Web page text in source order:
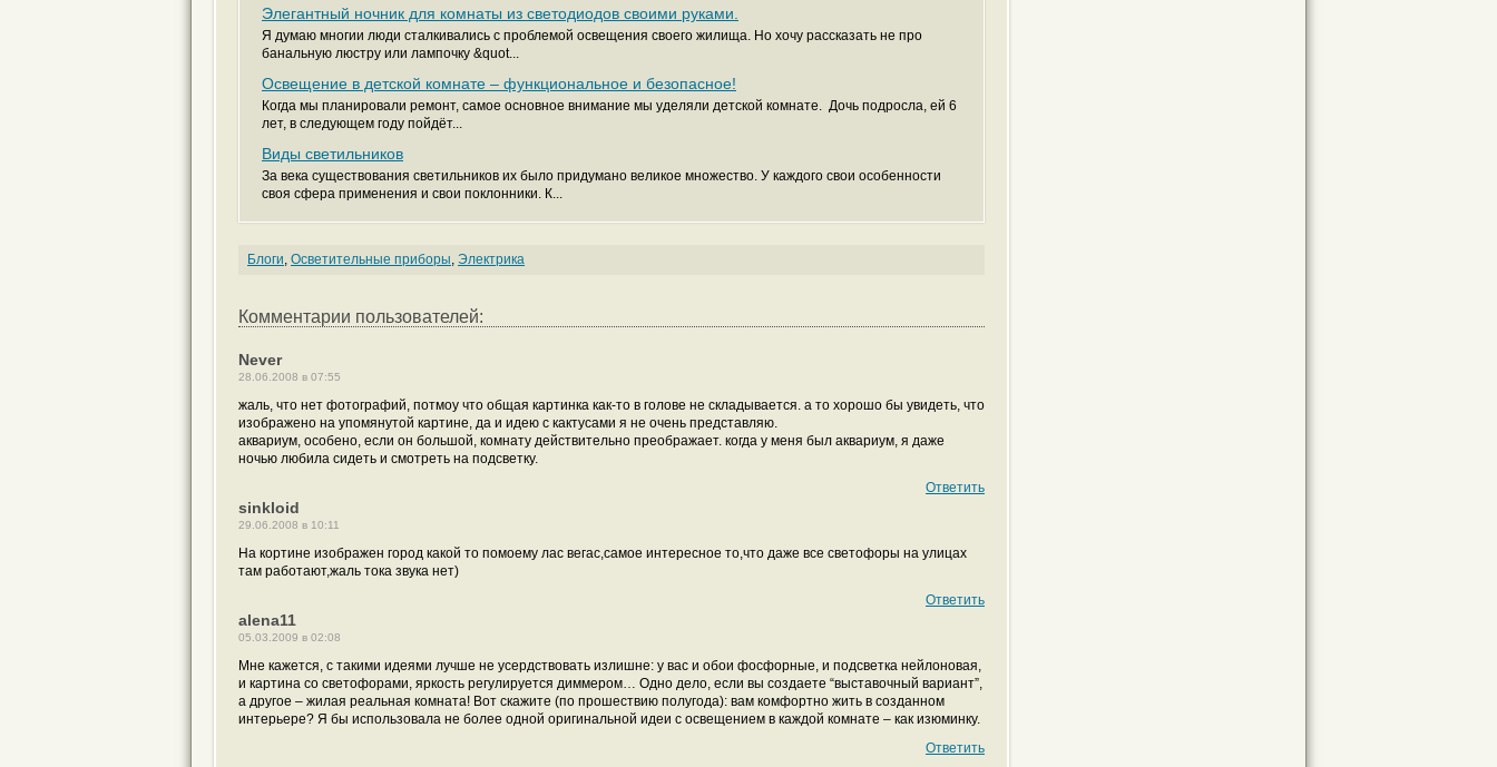
Элегантный ночник для комнаты из светодиодов своими руками.
Я думаю многии люди сталкивались с проблемой освещения своего жилища. Но хочу рассказать не про
банальную люстру или лампочку &quot...
Освещение в детской комнате – функциональное и безопасное!
Когда мы планировали ремонт, самое основное внимание мы уделяли детской комнате. Дочь подросла, ей 6
лет, в следующем году пойдёт...
Виды светильников
За века существования светильников их было придумано великое множество. У каждого свои особенности
своя сфера применения и свои поклонники. К...
Блоги, Осветительные приборы, Электрика
Комментарии пользователей:
Never
28.06.2008 в 07:55
жаль, что нет фотографий, потмоу что общая картинка как-то в голове не складывается. а то хорошо бы увидеть, что
изображено на упомянутой картине, да и идею с кактусами я не очень представляю.
аквариум, особено, если он большой, комнату действительно преображает. когда у меня был аквариум, я даже
ночью любила сидеть и смотреть на подсветку.
Ответить
sinkloid
29.06.2008 в 10:11
На кортине изображен город какой то помоему лас вегас,самое интересное то,что даже все светофоры на улицах
там работают,жаль тока звука нет)
Ответить
alena11
05.03.2009 в 02:08
Мне кажется, с такими идеями лучше не усердствовать излишне: у вас и обои фосфорные, и подсветка нейлоновая,
и картина со светофорами, яркость регулируется диммером… Одно дело, если вы создаете “выставочный вариант”,
а другое – жилая реальная комната! Вот скажите (по прошествию полугода): вам комфортно жить в созданном
интерьере? Я бы использовала не более одной оригинальной идеи с освещением в каждой комнате – как изюминку.
Ответить